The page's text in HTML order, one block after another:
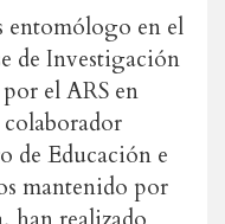
entomólogo en el
de Investigación
el ARS en
de Educación e
mantenido por